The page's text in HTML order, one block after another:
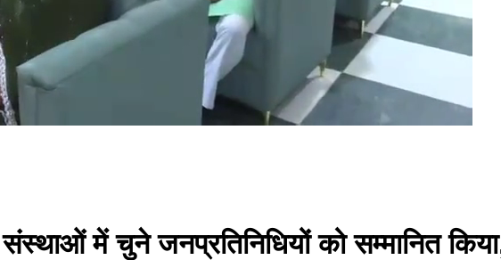
में चुने जनप्रतिनिधियों को सम्मानित